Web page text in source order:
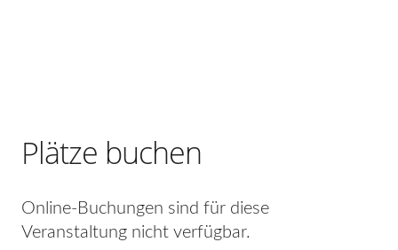
Plätze buchen
Online-Buchungen sind für diese
Veranstaltung nicht verfügbar.